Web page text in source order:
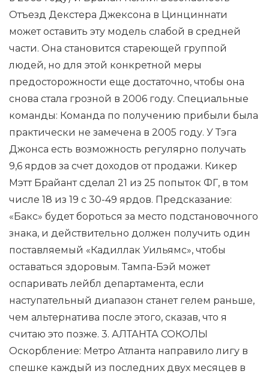
Отъезд Декстера Джексона в Цинциннати
может оставить эту модель слабой в средней
части. Она становится стареющей группой
людей, но для этой конкретной меры
предосторожности еще достаточно, чтобы она
снова стала грозной в 2006 году. Специальные
команды: Команда по получению прибыли была
практически не замечена в 2005 году. У Тэга
Джонса есть возможность регулярно получать
9,6 ярдов за счет доходов от продажи. Кикер
Мэтт Брайант сделал 21 из 25 попыток ФГ, в том
числе 18 из 19 с 30-49 ярдов. Предсказание:
«Бакс» будет бороться за место подстановочного
знака, и действительно должен получить один
поставляемый «Кадиллак Уильямс», чтобы
оставаться здоровым. Тампа-Бэй может
оспаривать лейбл департамента, если
наступательный диапазон станет гелем раньше,
чем альтернатива после этого, сказав, что я
считаю это позже. 3. АЛТАНТА СОКОЛЫ
Оскорбление: Метро Атланта направило лигу в
спешке каждый из последних двух месяцев в